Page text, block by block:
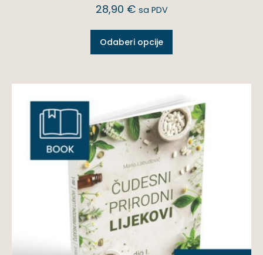
28,90 € sa PDV
Odaberi opcije